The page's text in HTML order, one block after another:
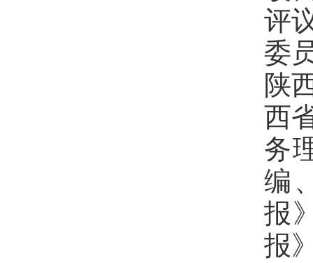
评
委
陕
西
务
编
报
报